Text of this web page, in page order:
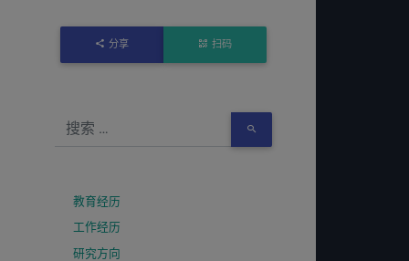
分享 扫码
教育经历
工作经历
研究方向